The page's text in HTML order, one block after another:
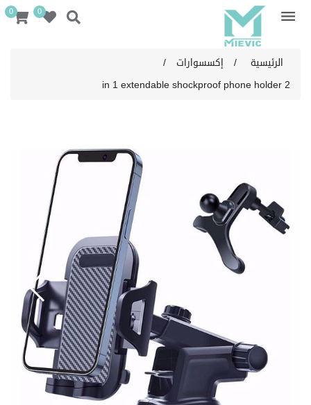
0
0
الرئيسية / إكسسوارات
/
2 in 1 extendable shockproof phone holder